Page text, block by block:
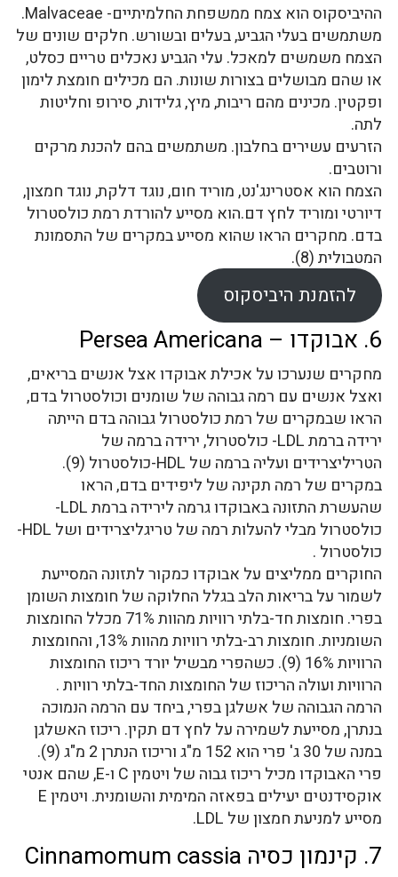
ההיביסקוס הוא צמח ממשפחת החלמיתיים- Malvaceae.
משתמשים בעלי הגביע, בעלים ובשורש. חלקים שונים של
הצמח משמשים למאכל. עלי הגביע נאכלים טריים כסלט,
או שהם מבושלים בצורות שונות. הם מכילים חומצת לימון
ופקטין. מכינים מהם ריבות, מיץ, גלידות, סירופ וחליטות
לתה.
הזרעים עשירים בחלבון. משתמשים בהם להכנת מרקים
ורוטבים.
הצמח הוא אסטרינג'נט, מוריד חום, נוגד דלקת, נוגד חמצון,
דיורטי ומוריד לחץ דם.הוא מסייע להורדת רמת כולסטרול
בדם. מחקרים הראו שהוא מסייע במקרים של התסמונת
המטבולית (8).
להזמנת היביסקוס
6. אבוקדו – Persea Americana
מחקרים שנערכו על אכילת אבוקדו אצל אנשים בריאים,
ואצל אנשים עם רמה גבוהה של שומנים וכולסטרול בדם,
הראו שבמקרים של רמת כולסטרול גבוהה בדם הייתה
ירידה ברמת LDL- כולסטרול, ירידה ברמה של
הטריליצרידים ועליה ברמה של HDL-כולסטרול (9).
במקרים של רמה תקינה של ליפידים בדם, הראו
שהעשרת התזונה באבוקדו גרמה לירידה ברמת LDL-
כולסטרול מבלי להעלות רמה של טריגליצרידים ושל HDL-
כולסטרול .
החוקרים ממליצים על אבוקדו כמקור לתזונה המסייעת
לשמור על בריאות הלב בגלל החלוקה של חומצות השומן
בפרי. חומצות חד-בלתי רוויות מהוות 71% מכלל החומצות
השומניות. חומצות רב-בלתי רוויות מהוות 13%, והחומצות
הרוויות 16% (9). כשהפרי מבשיל יורד ריכוז החומצות
הרוויות ועולה הריכוז של החומצות החד-בלתי רוויות .
הרמה הגבוהה של אשלגן בפרי, ביחד עם הרמה הנמוכה
בנתרן, מסייעת לשמירה על לחץ דם תקין. ריכוז האשלגן
במנה של 30 ג' פרי הוא 152 מ"ג וריכוז הנתרן 2 מ"ג (9).
פרי האבוקדו מכיל ריכוז גבוה של ויטמין C ו-E, שהם אנטי
אוקסידנטים יעילים בפאזה המימית והשומנית. ויטמין E
מסייע למניעת חמצון של LDL.
7. קינמון כסיה Cinnamomum cassia